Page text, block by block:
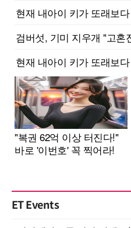
ET Events